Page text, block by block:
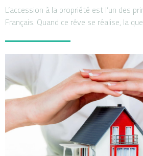
L’accession à la propriété est l’un des
Français. Quand ce rêve se réalise, la